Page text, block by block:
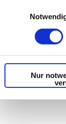
Nur